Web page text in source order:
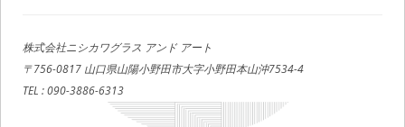
株式会社ニシカワグラス アンド アート
〒756-0817 山口県山陽小野田市大字小野田本山沖7534-4
TEL : 090-3886-6313